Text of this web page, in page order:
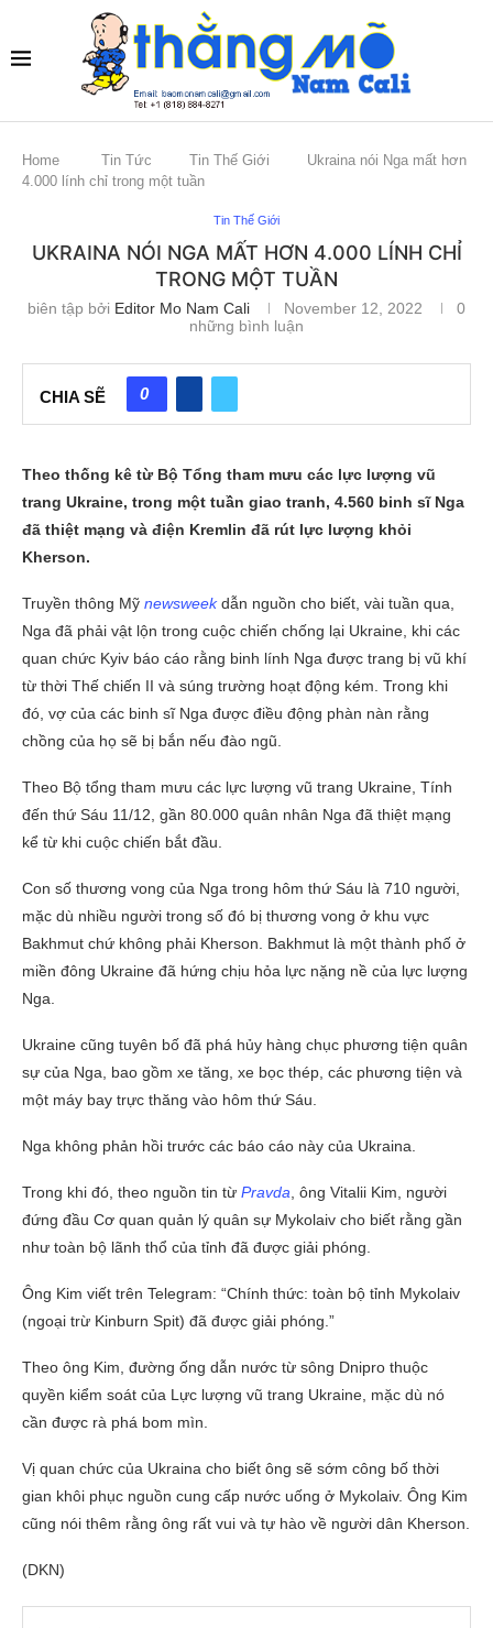
Home Tin Tức Tin Thế Giới
Ukraina nói Nga mất hơn
4.000 lính chỉ trong một tuần
Tin Thế Giới
UKRAINA NÓI NGA MẤT HƠN 4.000 LÍNH CHỈ
TRONG MỘT TUẦN
biên tập bởi Editor Mo Nam Cali November 12, 2022
0
những bình luận
CHIA SẼ 0
Theo thống kê từ Bộ Tổng tham mưu các lực lượng vũ
trang Ukraine, trong một tuần giao tranh, 4.560 binh sĩ Nga
đã thiệt mạng và điện Kremlin đã rút lực lượng khỏi
Kherson.
Truyền thông Mỹ newsweekdẫn nguồn cho biết, vài tuần qua,
Nga đã phải vật lộn trong cuộc chiến chống lại Ukraine, khi các
quan chức Kyiv báo cáo rằng binh lính Nga được trang bị vũ khí
từ thời Thế chiến II và súng trường hoạt động kém. Trong khi
đó, vợ của các binh sĩ Nga được điều động phàn nàn rằng
chồng của họ sẽ bị bắn nếu đào ngũ.
Theo Bộ tổng tham mưu các lực lượng vũ trang Ukraine, Tính
đến thứ Sáu 11/12, gần 80.000 quân nhân Nga đã thiệt mạng
kể từ khi cuộc chiến bắt đầu.
Con số thương vong của Nga trong hôm thứ Sáu là 710 người,
mặc dù nhiều người trong số đó bị thương vong ở khu vực
Bakhmut chứ không phải Kherson. Bakhmut là một thành phố ở
miền đông Ukraine đã hứng chịu hỏa lực nặng nề của lực lượng
Nga.
Ukraine cũng tuyên bố đã phá hủy hàng chục phương tiện quân
sự của Nga, bao gồm xe tăng, xe bọc thép, các phương tiện và
một máy bay trực thăng vào hôm thứ Sáu.
Nga không phản hồi trước các báo cáo này của Ukraina.
Trong khi đó, theo nguồn tin từ Pravda , ông Vitalii Kim, người
đứng đầu Cơ quan quản lý quân sự Mykolaiv cho biết rằng gần
như toàn bộ lãnh thổ của tỉnh đã được giải phóng.
Ông Kim viết trên Telegram: “Chính thức: toàn bộ tỉnh Mykolaiv
(ngoại trừ Kinburn Spit) đã được giải phóng.”
Theo ông Kim, đường ống dẫn nước từ sông Dnipro thuộc
quyền kiểm soát của Lực lượng vũ trang Ukraine, mặc dù nó
cần được rà phá bom mìn.
Vị quan chức của Ukraina cho biết ông sẽ sớm công bố thời
gian khôi phục nguồn cung cấp nước uống ở Mykolaiv. Ông Kim
cũng nói thêm rằng ông rất vui và tự hào về người dân Kherson.
(DKN)